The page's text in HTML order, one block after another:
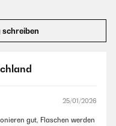
schreiben
25/01/2026
gut, Flaschen werden